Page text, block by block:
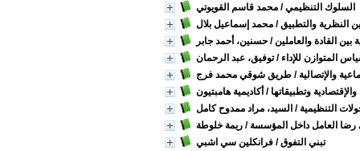
السلوك التنظيمي/ محمد قاسم القويوتي
النظرية والتطبيق/ محمد إسماعيل بلال
بين القادة والعاملين/ حسنين، أحمد جابر
المتوازن للإداء / توفيق، عبد الرحمان
والإتصالية / طريق شوقي محمد فرج
وتطبيقاتها / أكاديمية هامبتيون
التنظيمية / السيد، مراد ممدوح كامل
رضا العامل داخل المؤسسة / ريمة خلوطة
تبني التفوق/ فرانكلين سي اشبي